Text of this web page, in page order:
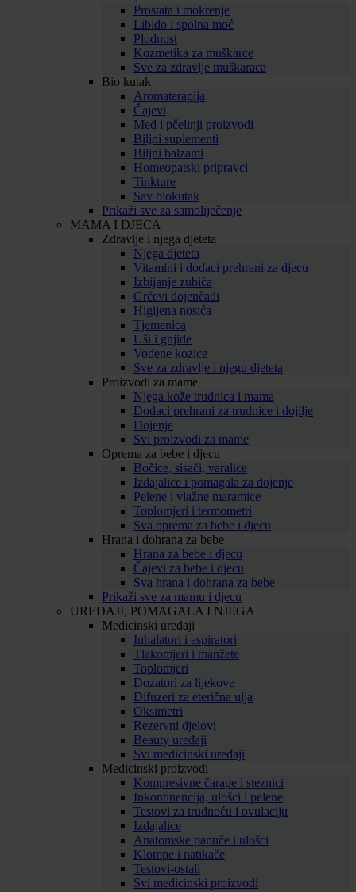
Prostata i mokrenje
Libido i spolna moć
Plodnost
Kozmetika za muškarce
Sve za zdravlje muškaraca
Bio kutak
Aromaterapija
Čajevi
Med i pčelinji proizvodi
Biljni suplementi
Biljni balzami
Homeopatski pripravci
Tinkture
Sav biokutak
Prikaži sve za samoliječenje
MAMA I DJECA
Zdravlje i njega djeteta
Njega djeteta
Vitamini i dodaci prehrani za djecu
Izbijanje zubića
Grčevi dojenčadi
Higijena nosića
Tjemenica
Uši i gnjide
Vodene kozice
Sve za zdravlje i njegu djeteta
Proizvodi za mame
Njega kože trudnica i mama
Dodaci prehrani za trudnice i dojilje
Dojenje
Svi proizvodi za mame
Oprema za bebe i djecu
Bočice, sisači, varalice
Izdajalice i pomagala za dojenje
Pelene i vlažne maramice
Toplomjeri i termometri
Sva oprema za bebe i djecu
Hrana i dohrana za bebe
Hrana za bebe i djecu
Čajevi za bebe i djecu
Sva hrana i dohrana za bebe
Prikaži sve za mamu i djecu
UREĐAJI, POMAGALA I NJEGA
Medicinski uređaji
Inhalatori i aspiratori
Tlakomjeri i manžete
Toplomjeri
Dozatori za lijekove
Difuzeri za eterična ulja
Oksimetri
Rezervni djelovi
Beauty uređaji
Svi medicinski uređaji
Medicinski proizvodi
Kompresivne čarape i steznici
Inkontinencija, ulošci i pelene
Testovi za trudnoću i ovulaciju
Izdajalice
Anatomske papuče i ulošci
Klompe i natikače
Testovi-ostali
Svi medicinski proizvodi